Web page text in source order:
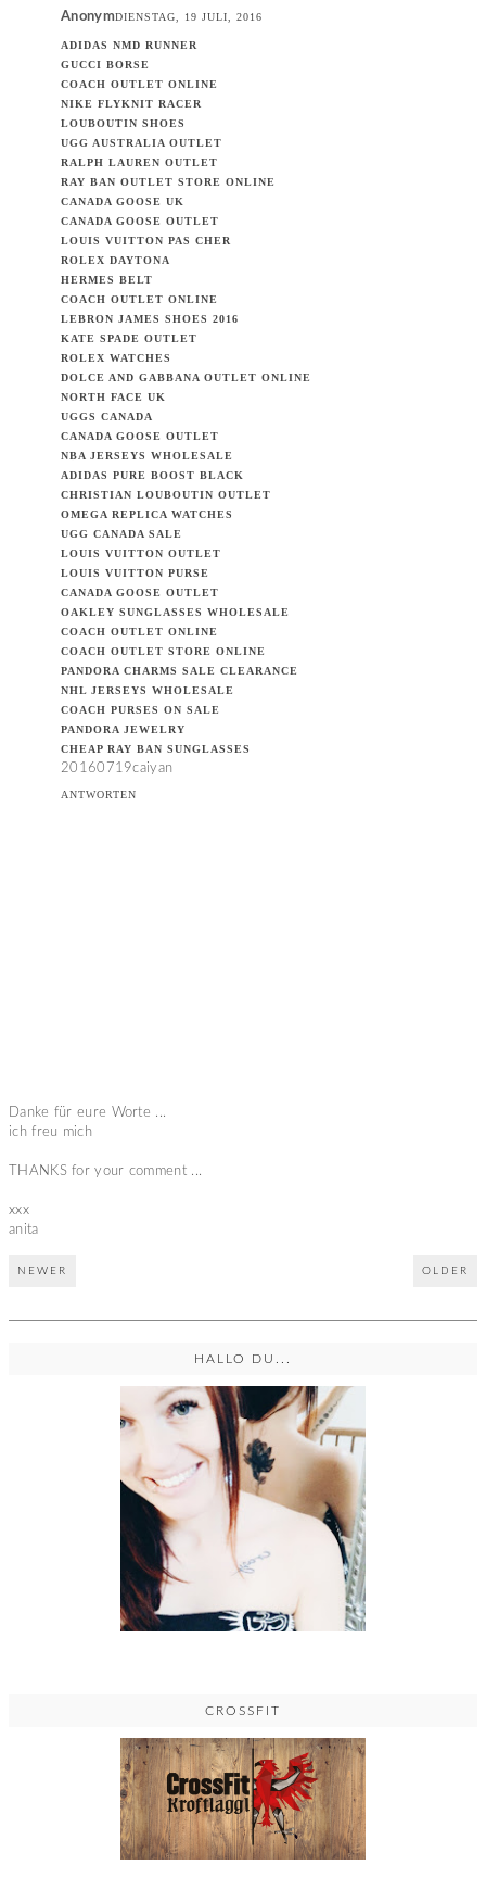
AnonymDIENSTAG, 19 JULI, 2016
ADIDAS NMD RUNNER
GUCCI BORSE
COACH OUTLET ONLINE
NIKE FLYKNIT RACER
LOUBOUTIN SHOES
UGG AUSTRALIA OUTLET
RALPH LAUREN OUTLET
RAY BAN OUTLET STORE ONLINE
CANADA GOOSE UK
CANADA GOOSE OUTLET
LOUIS VUITTON PAS CHER
ROLEX DAYTONA
HERMES BELT
COACH OUTLET ONLINE
LEBRON JAMES SHOES 2016
KATE SPADE OUTLET
ROLEX WATCHES
DOLCE AND GABBANA OUTLET ONLINE
NORTH FACE UK
UGGS CANADA
CANADA GOOSE OUTLET
NBA JERSEYS WHOLESALE
ADIDAS PURE BOOST BLACK
CHRISTIAN LOUBOUTIN OUTLET
OMEGA REPLICA WATCHES
UGG CANADA SALE
LOUIS VUITTON OUTLET
LOUIS VUITTON PURSE
CANADA GOOSE OUTLET
OAKLEY SUNGLASSES WHOLESALE
COACH OUTLET ONLINE
COACH OUTLET STORE ONLINE
PANDORA CHARMS SALE CLEARANCE
NHL JERSEYS WHOLESALE
COACH PURSES ON SALE
PANDORA JEWELRY
CHEAP RAY BAN SUNGLASSES
20160719caiyan
ANTWORTEN
Danke für eure Worte ...
ich freu mich
THANKS for your comment ...
xxx
anita
NEWER OLDER
HALLO DU...
CROSSFIT